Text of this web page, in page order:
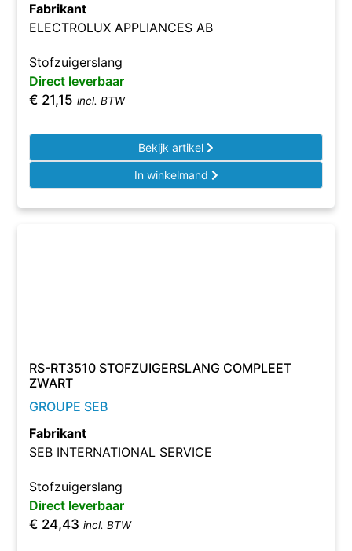
Fabrikant
ELECTROLUX APPLIANCES AB
Stofzuigerslang
Direct leverbaar
€ 21,15 incl. BTW
Bekijk artikel
In winkelmand
RS-RT3510 STOFZUIGERSLANG COMPLEET
ZWART
GROUPE SEB
Fabrikant
SEB INTERNATIONAL SERVICE
Stofzuigerslang
Direct leverbaar
€ 24,43 incl. BTW